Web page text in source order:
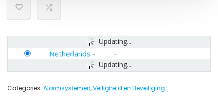
Updating...
Updating...
Netherlands -
Categories: Alarmsystemen,Veiligheid en Beveiliging